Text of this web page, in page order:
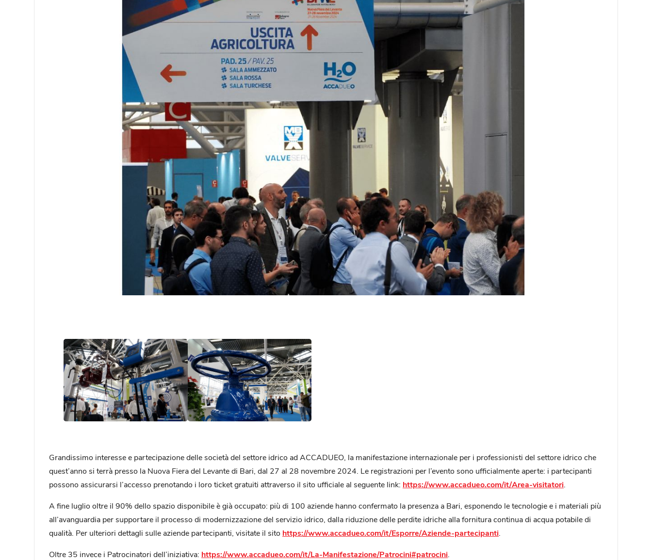
Grandissimo interesse e partecipazione delle società del settore idrico ad ACCADUEO, la manifestazione internazionale per i professionisti del settore idrico che
quest’anno si terrà presso la Nuova Fiera del Levante di Bari, dal 27 al 28 novembre 2024. Le registrazioni per l’evento sono ufficialmente aperte: i partecipanti
possono assicurarsi l’accesso prenotando i loro ticket gratuiti attraverso il sito ufficiale al seguente link: https://www.accadueo.com/it/Area-visitatori
A fine luglio oltre il 90% dello spazio disponibile è già occupato: più di 100 aziende hanno confermato la presenza a Bari, esponendo le tecnologie e i materiali più
all’avanguardia per supportare il processo di modernizzazione del servizio idrico, dalla riduzione delle perdite idriche alla fornitura continua di acqua potabile di
qualità. Per ulteriori dettagli sulle aziende partecipanti, visitate il sito https://www.accadueo.com/it/Esporre/Aziende-partecipanti
Oltre 35 invece i Patrocinatori dell’iniziativa: https://www.accadueo.com/it/La-Manifestazione/Patrocini#patrocini